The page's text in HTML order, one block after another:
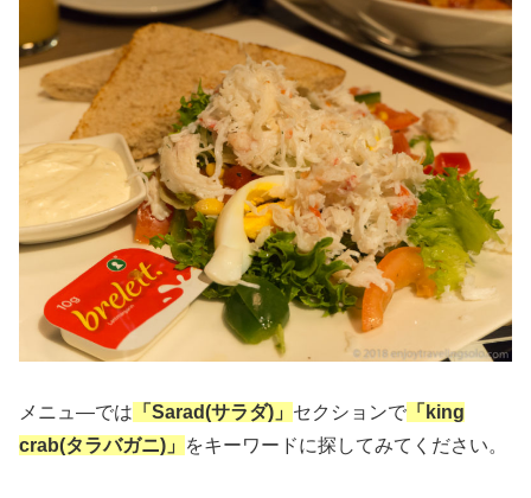
メニュ―では 「Sarad(サラダ)」 セクションで 「king
crab(タラバガニ)」
をキーワードに探してみてください。